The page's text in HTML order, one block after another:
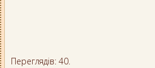
Переглядів: 40.